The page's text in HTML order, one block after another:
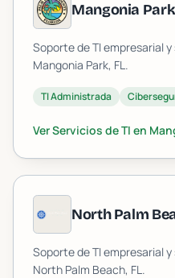
Mangonia Park
Soporte de TI empresarial
Mangonia Park, FL.
TI Administrada
Ver Servicios de TI en
North Palm
Soporte de TI empresarial
North Palm Beach, FL.